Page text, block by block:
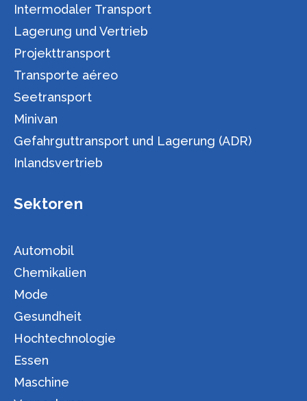
Intermodaler Transport
Lagerung und Vertrieb
Projekttransport
Transporte aéreo
Seetransport
Minivan
Gefahrguttransport und Lagerung (ADR)
Inlandsvertrieb
Sektoren
Automobil
Chemikalien
Mode
Gesundheit
Hochtechnologie
Essen
Maschine